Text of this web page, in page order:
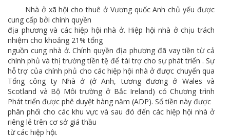
Nhà ở xã hội cho thuê ở Vương quốc Anh chủ yếu được
cung cấp bởi chính quyền
địa phương và các hiệp hội nhà ở. Hiệp hội nhà ở chịu trách
nhiệm cho khoảng 21% tổng
nguồn cung nhà ở. Chính quyền địa phương đã vay tiền từ cả
chính phủ và thị trường tiền tệ để tài trợ cho sự phát triển . Sự
hỗ trợ của chính phủ cho các hiệp hội nhà ở được chuyển qua
Tổng công ty Nhà ở (ở Anh, tương đương ở Wales và
Scotland và Bộ Môi trường ở Bắc Ireland) có Chương trình
Phát triển được phê duyệt hàng năm (ADP). Số tiền này được
phân phối cho các khu vực và sau đó đến các hiệp hội nhà ở
riêng lẻ trên cơ sở giá thầu
từ các hiệp hội.